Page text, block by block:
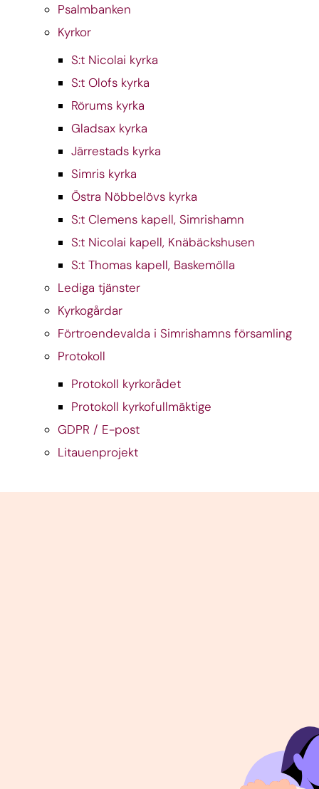
Psalmbanken
Kyrkor
S:t Nicolai kyrka
S:t Olofs kyrka
Rörums kyrka
Gladsax kyrka
Järrestads kyrka
Simris kyrka
Östra Nöbbelövs kyrka
S:t Clemens kapell, Simrishamn
S:t Nicolai kapell, Knäbäckshusen
S:t Thomas kapell, Baskemölla
Lediga tjänster
Kyrkogårdar
Förtroendevalda i Simrishamns församling
Protokoll
Protokoll kyrkorådet
Protokoll kyrkofullmäktige
GDPR / E-post
Litauenprojekt